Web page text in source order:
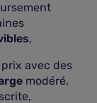
,
avec des
modéré,